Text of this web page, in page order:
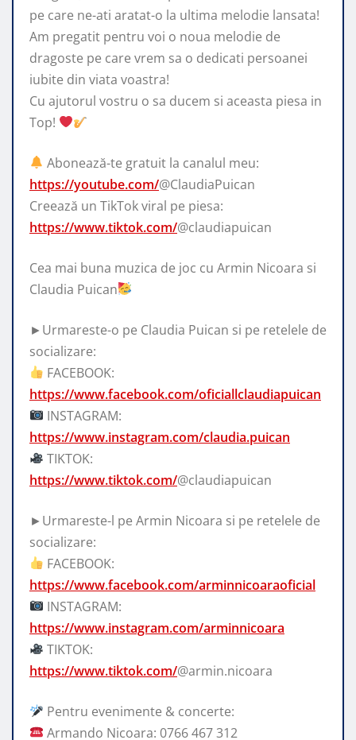
pe care ne-ati aratat-o la ultima melodie lansata!
Am pregatit pentru voi o noua melodie de
dragoste pe care vrem sa o dedicati persoanei
iubite din viata voastra!
Cu ajutorul vostru o sa ducem si aceasta piesa in
Top!
Abonează-te gratuit la canalul meu:
https://youtube.com/@ClaudiaPuican
Creează un TikTok viral pe piesa:
https://www.tiktok.com/@claudiapuican
Cea mai buna muzica de joc cu Armin Nicoara si
Claudia Puican
►Urmareste-o pe Claudia Puican si pe retelele de
socializare:
FACEBOOK:
https://www.facebook.com/oficiallclaudiapuican
INSTAGRAM:
https://www.instagram.com/claudia.puican
TIKTOK:
https://www.tiktok.com/@claudiapuican
►Urmareste-l pe Armin Nicoara si pe retelele de
socializare:
FACEBOOK:
https://www.facebook.com/arminnicoaraoficial
INSTAGRAM:
https://www.instagram.com/arminnicoara
TIKTOK:
https://www.tiktok.com/@armin.nicoara
Pentru evenimente & concerte:
Armando Nicoara: 0766 467 312